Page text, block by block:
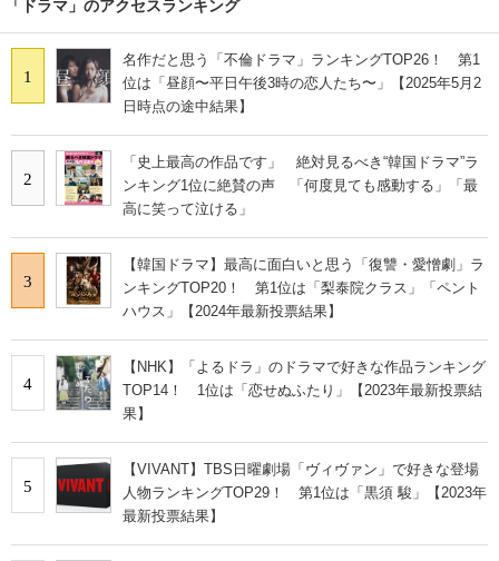
「ドラマ」のアクセスランキング
1
名作だと思う「不倫ドラマ」ランキングTOP26！ 第1
位は「昼顔〜平日午後3時の恋人たち〜」【2025年5月2
日時点の途中結果】
2
「史上最高の作品です」 絶対見るべき“韓国ドラマ”ラ
ンキング1位に絶賛の声 「何度見ても感動する」「最
高に笑って泣ける」
3
【韓国ドラマ】最高に面白いと思う「復讐・愛憎劇」ラ
ンキングTOP20！ 第1位は「梨泰院クラス」「ペント
ハウス」【2024年最新投票結果】
4
【NHK】「よるドラ」のドラマで好きな作品ランキング
TOP14！ 1位は「恋せぬふたり」【2023年最新投票結
果】
5
【VIVANT】TBS日曜劇場「ヴィヴァン」で好きな登場
人物ランキングTOP29！ 第1位は「黒須 駿」【2023年
最新投票結果】